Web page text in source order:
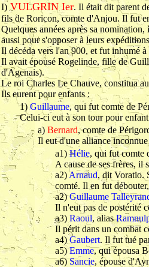
I)VULGRIN Ier. Il était dit parent
fils de Roricon, comte d'Anjou. Il fut
Quelques années après sa
aussi pour s'opposer à leurs
Il décéda vers l'an 900, et fut inhumé
Il avait épousé Rogelinde, fille de
d'Agenais).
Le roi Charles Le Chauve, constitua
Ils eurent pour enfants :
1)Guillaume, qui fut comte de
Celui-ci eut à son tour pour
a) Bernard, comte de
Il eut d'une alliance inconnue
a1)Hélie, qui fut comte
A cause de ses frères, il
a2) Arnaud, dit Voratio.
comté. Il en fut
a2)Guillaume
Il n'eut pas de postérité
a3) Raoul, alias
Il périt dans un combat
a4)Gaubert. Il fut tué
a5)Emme, qui épousa
a6)Sancie, épouse d